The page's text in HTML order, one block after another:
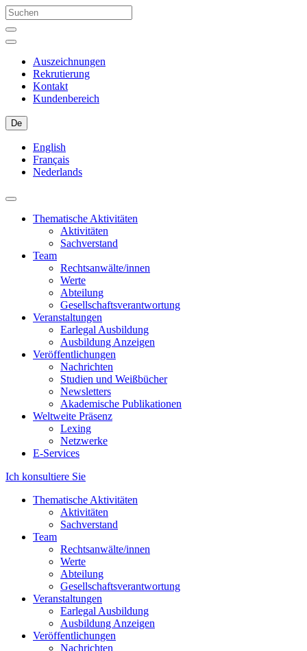
Auszeichnungen
Rekrutierung
Kontakt
Kundenbereich
De
English
Français
Nederlands
Thematische Aktivitäten
Aktivitäten
Sachverstand
Team
Rechtsanwälte/innen
Werte
Abteilung
Gesellschaftsverantwortung
Veranstaltungen
Earlegal Ausbildung
Ausbildung Anzeigen
Veröffentlichungen
Nachrichten
Studien und Weißbücher
Newsletters
Akademische Publikationen
Weltweite Präsenz
Lexing
Netzwerke
E-Services
Ich konsultiere Sie
Thematische Aktivitäten
Aktivitäten
Sachverstand
Team
Rechtsanwälte/innen
Werte
Abteilung
Gesellschaftsverantwortung
Veranstaltungen
Earlegal Ausbildung
Ausbildung Anzeigen
Veröffentlichungen
Nachrichten